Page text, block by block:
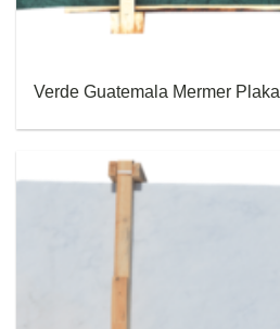
Verde Guatemala Mermer Plaka